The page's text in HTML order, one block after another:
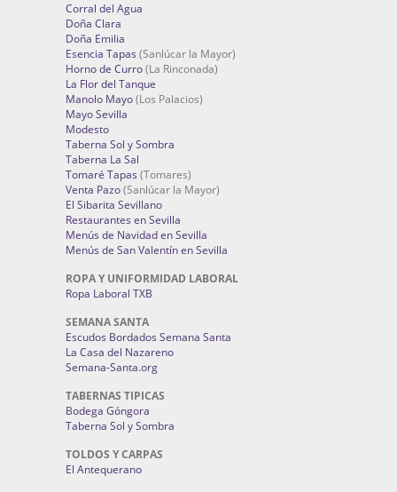
Corral del Agua
Doña Clara
Doña Emilia
Esencia Tapas (Sanlúcar la Mayor)
Horno de Curro(La Rinconada)
La Flor del Tanque
Manolo Mayo(Los Palacios)
Mayo Sevilla
Modesto
Taberna Sol y Sombra
Taberna La Sal
Tomaré Tapas (Tomares)
Venta Pazo(Sanlúcar la Mayor)
El Sibarita Sevillano
Restaurantes en Sevilla
Menús de Navidad en Sevilla
Menús de San Valentín en Sevilla
ROPA Y UNIFORMIDAD LABORAL
Ropa Laboral TXB
SEMANA SANTA
Escudos Bordados Semana Santa
La Casa del Nazareno
Semana-Santa.org
TABERNAS TIPICAS
Bodega Góngora
Taberna Sol y Sombra
TOLDOS Y CARPAS
El Antequerano